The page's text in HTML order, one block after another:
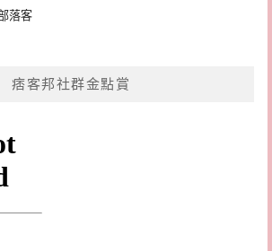
痞客邦社群金點賞